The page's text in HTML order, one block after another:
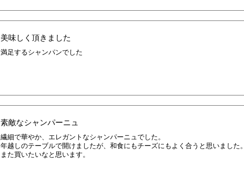
美味しく頂きました
満足するシャンパンでした
素敵なシャンパーニュ
繊細で華やか、エレガントなシャンパーニュでした。
年越しのテーブルで開けましたが、和食にもチーズにもよく合うと思いました。
また買いたいなと思います。